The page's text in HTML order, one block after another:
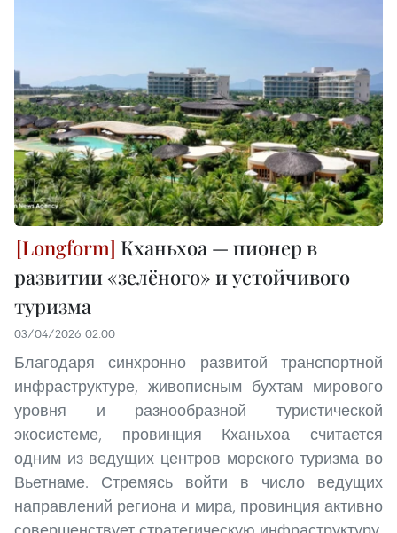
Кханьхоа — пионер в
развитии «зелёного» и устойчивого
туризма
03/04/2026 02:00
Благодаря синхронно развитой транспортной
инфраструктуре, живописным бухтам мирового
уровня и разнообразной туристической
экосистеме, провинция Кханьхоа считается
одним из ведущих центров морского туризма во
Вьетнаме. Стремясь войти в число ведущих
направлений региона и мира, провинция активно